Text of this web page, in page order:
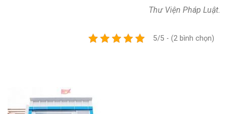
Thư Viện Pháp Luật.
5/5 - (2 bình chọn)